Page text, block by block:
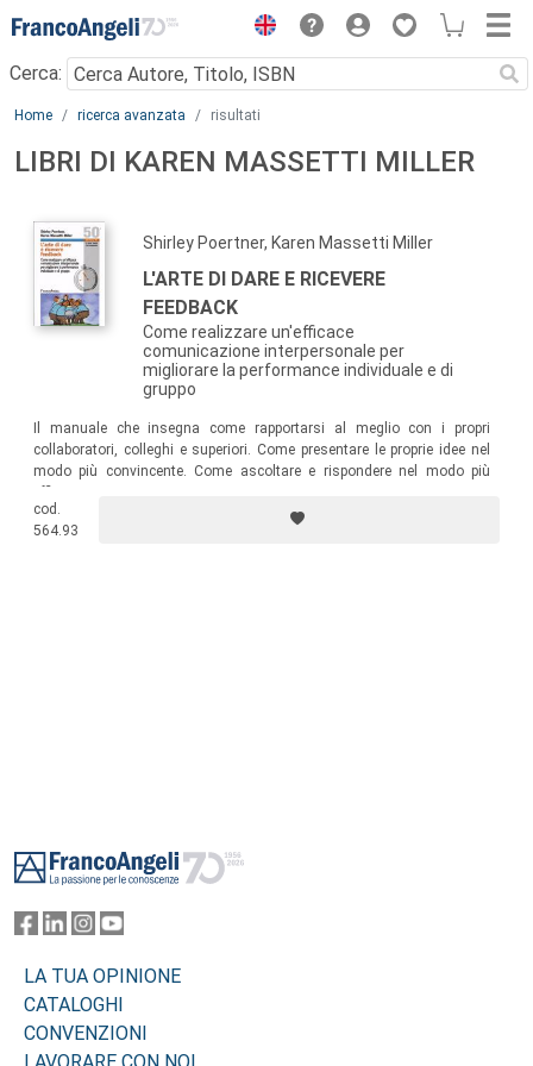
Menu
Cerca:
Main content
Home ricerca avanzata risultati
LIBRI DI KAREN MASSETTI MILLER
Shirley Poertner, Karen Massetti Miller
L'ARTE DI DARE E RICEVERE
FEEDBACK
Come realizzare un'efficace
comunicazione interpersonale per
migliorare la performance individuale e di
gruppo
Il manuale che insegna come rapportarsi al meglio con i propri
collaboratori, colleghi e superiori. Come presentare le proprie idee nel
modo più convincente. Come ascoltare e rispondere nel modo più
cod.
564.93
LA TUA OPINIONE
CATALOGHI
CONVENZIONI